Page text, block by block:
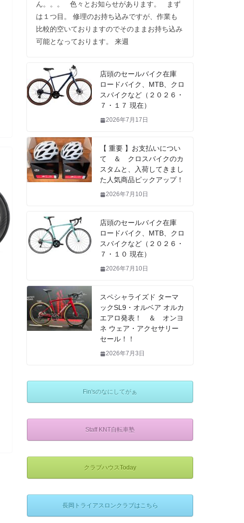
ん。。。 色々とお知らせがあります。 まず
は１つ目。 修理のお持ち込みですが、作業も
比較的空いておりますのでそのままお持ち込み
可能となっております。 来週
店頭のセールバイク在庫
ロードバイク、MTB、クロ
スバイクなど（２０２６・
７・１７ 現在）
2026年7月17日
【 重要 】お支払いについ
て ＆ クロスバイクのカ
スタムと、入荷してきまし
た人気商品ピックアップ！
2026年7月10日
店頭のセールバイク在庫
ロードバイク、MTB、クロ
スバイクなど（２０２６・
７・１０ 現在）
2026年7月10日
スペシャライズド ターマ
ックSL9・オルベア オルカ
エアロ発表！ ＆ オンヨ
ネ ウェア・アクセサリー
セール！！
2026年7月3日
Fin'sのなにしてがぁ
Staff KNT自転車塾
クラブハウスToday
長岡トライアスロンクラブはこちら